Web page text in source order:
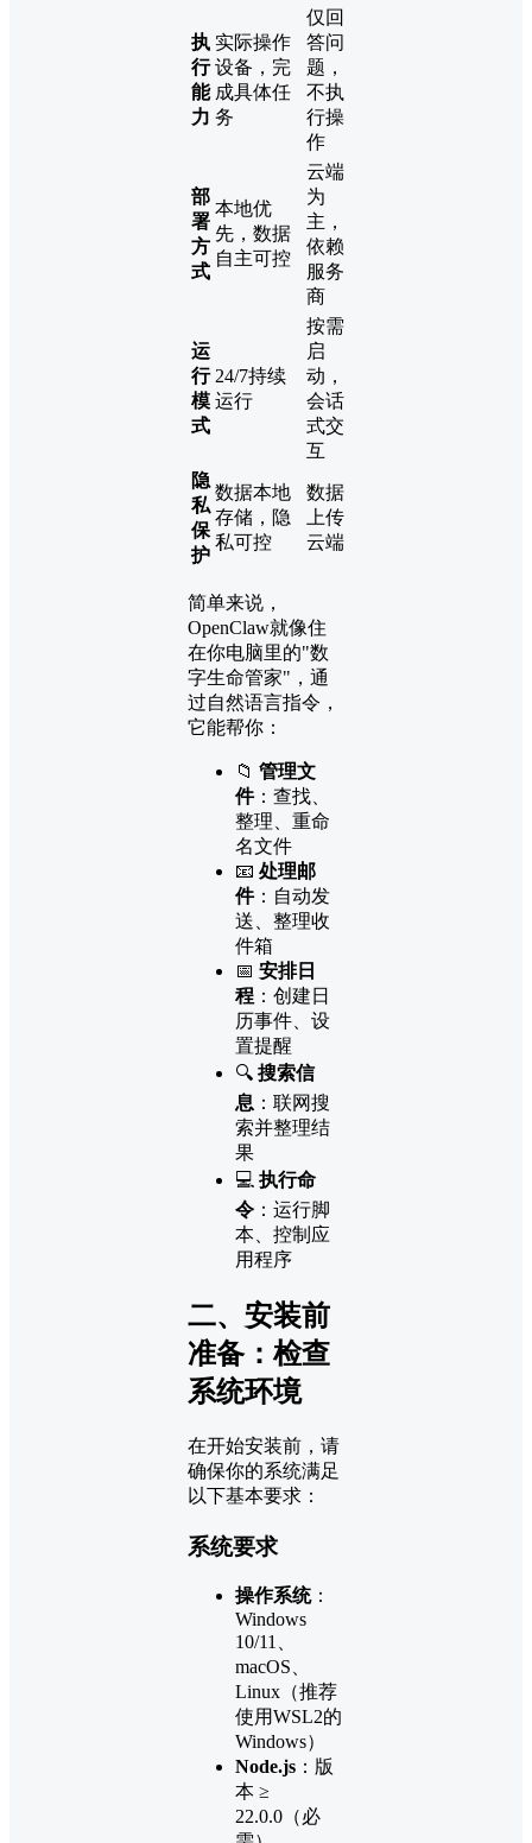
执
行
能
力
实际操作
设备，完
成具体任
务
仅回
答问
题，
不执
行操
作
部
署
方
式
本地优
先，数据
自主可控
云端
为
主，
依赖
服务
商
运
行
模
式
24/7持续
运行
按需
启
动，
会话
式交
互
隐
私
保
护
数据本地
存储，隐
私可控
数据
上传
云端
简单来说，
OpenClaw就像住
在你电脑里的"数
字生命管家"，通
过自然语言指令，
它能帮你：
📁 管理文
件：查找、
整理、重命
名文件
📧 处理邮
件：自动发
送、整理收
件箱
📅 安排日
程 ：创建日
历事件、设
置提醒
🔍 搜索信
息 ：联网搜
索并整理结
果
💻 执行命
令 ：运行脚
本、控制应
用程序
二、安装前
准备：检查
系统环境
在开始安装前，请
确保你的系统满足
以下基本要求：
系统要求
操作系统：
Windows
10/11、
macOS、
Linux（推荐
使用WSL2的
Windows）
Node.js ：版
本 ≥
22.0.0（必